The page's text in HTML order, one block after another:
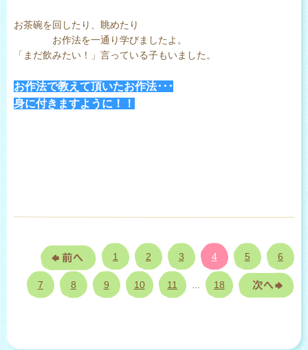
お茶碗を回したり、眺めたり
お作法を一通り学びましたよ。
「まだ飲みたい！」言っている子もいました。
お作法で教えて頂いたお作法･･･
身に付きますように！！
1 2 3 4 5 6
7 8 9 10 11 18